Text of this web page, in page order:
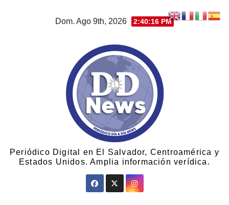
Dom. Ago 9th, 2026 2:40:17 PM
Periódico Digital en El Salvador, Centroamérica y
Estados Unidos. Amplia información verídica.